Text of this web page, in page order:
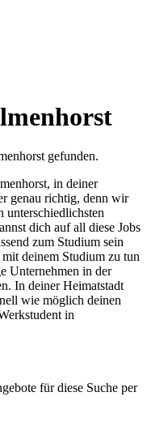
gefunden.
in deiner
genau richtig, denn wir
unterschiedlichsten
dich auf all diese Jobs
zum Studium sein
deinem Studium zu tun
Unternehmen in der
In deiner Heimatstadt
wie möglich deinen
in
für diese Suche per